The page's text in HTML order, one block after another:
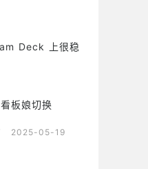
Deck 上很稳
板娘切换
2025-05-19